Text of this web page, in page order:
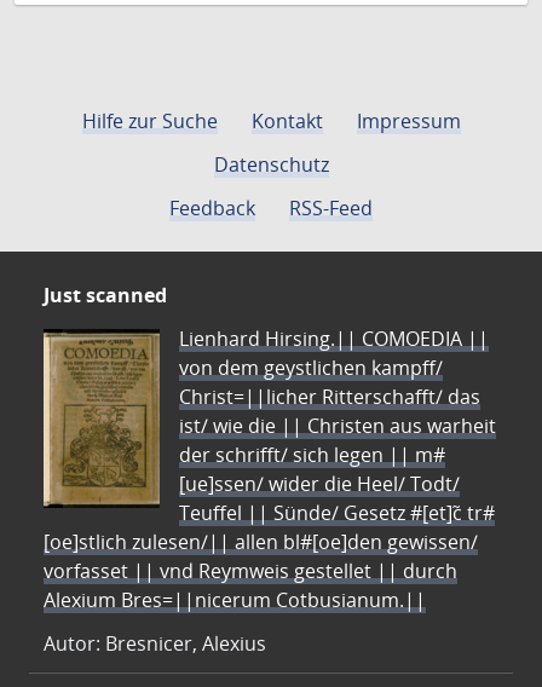
Hilfe zur Suche Kontakt
Impressum
Datenschutz
Feedback
RSS-Feed
Just scanned
Lienhard Hirsing.|| COMOEDIA ||
von dem geystlichen kampff/
Christ=||licher Ritterschafft/ das
ist/ wie die || Christen aus warheit
der schrifft/ sich legen || m#
[ue]ssen/ wider die Heel/ Todt/
Teuffel || Sünde/ Gesetz #[et]c̃ tr#
[oe]stlich zulesen/|| allen bl#[oe]den gewissen/
vorfasset || vnd Reymweis gestellet || durch
Alexium Bres=||nicerum Cotbusianum.||
Autor: Bresnicer, Alexius